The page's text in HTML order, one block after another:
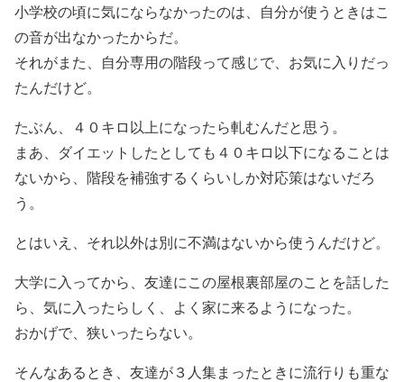
小学校の頃に気にならなかったのは、自分が使うときはこ
の音が出なかったからだ。
それがまた、自分専用の階段って感じで、お気に入りだっ
たんだけど。
たぶん、４０キロ以上になったら軋むんだと思う。
まあ、ダイエットしたとしても４０キロ以下になることは
ないから、階段を補強するくらいしか対応策はないだろ
う。
とはいえ、それ以外は別に不満はないから使うんだけど。
大学に入ってから、友達にこの屋根裏部屋のことを話した
ら、気に入ったらしく、よく家に来るようになった。
おかげで、狭いったらない。
そんなあるとき、友達が３人集まったときに流行りも重な